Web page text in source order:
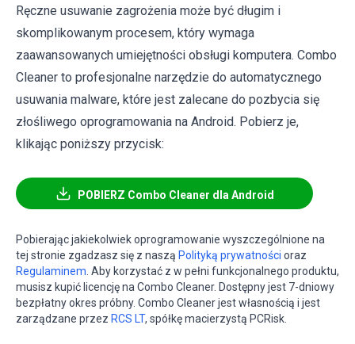
Ręczne usuwanie zagrożenia może być długim i
skomplikowanym procesem, który wymaga
zaawansowanych umiejętności obsługi komputera. Combo
Cleaner to profesjonalne narzędzie do automatycznego
usuwania malware, które jest zalecane do pozbycia się
złośliwego oprogramowania na Android. Pobierz je,
klikając poniższy przycisk:
POBIERZ Combo Cleaner dla Android
Pobierając jakiekolwiek oprogramowanie wyszczególnione na
tej stronie zgadzasz się z naszą Polityką prywatności oraz
Regulaminem . Aby korzystać z w pełni funkcjonalnego produktu,
musisz kupić licencję na Combo Cleaner. Dostępny jest 7-dniowy
bezpłatny okres próbny. Combo Cleaner jest własnością i jest
zarządzane przez RCS LT, spółkę macierzystą PCRisk.